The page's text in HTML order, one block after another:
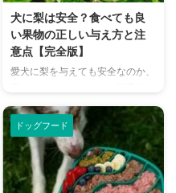
間違えると、思わぬ健康トラブル
に繋がる可能性もあります。 こ
の記事では、猫に梨を与える際の
安全性、与えても良い量、注意す
べき点、そして万が一の時の対処
んの疑問を全て解決します。 愛
犬に梨は安全？食べても良
い果物の正しい与え方と注
意点【完全版】
愛犬に梨を与えても安全なのか、
は、犬にとって梨が基本的に安全
な果物である理由や栄養、そして
安心して与えるための適切な量や
皮・種の処理方法、注意すべき点
まで詳しく解説します。 アレル
ギーの心配や、梨以外の安全な果
ドッグフード